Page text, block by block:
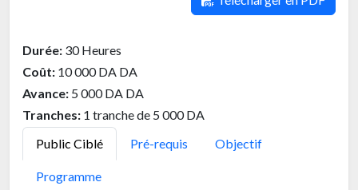
Durée: 30 Heures
Coût: 10 000 DA DA
Avance: 5 000 DA DA
Tranches: 1 tranche de 5 000 DA
Public Ciblé
Pré-requis Objectif
Programme